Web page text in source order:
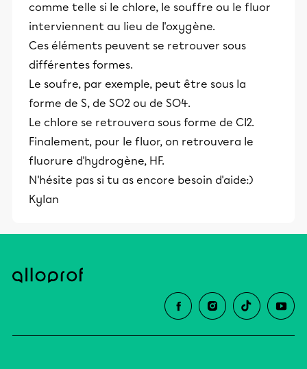
comme telle si le chlore, le souffre ou le fluor
interviennent au lieu de l'oxygène.
Ces éléments peuvent se retrouver sous
différentes formes.
Le soufre, par exemple, peut être sous la
forme de S, de SO2 ou de SO4.
Le chlore se retrouvera sous forme de Cl2.
Finalement, pour le fluor, on retrouvera le
fluorure d'hydrogène, HF.
N'hésite pas si tu as encore besoin d'aide:)
Kylan